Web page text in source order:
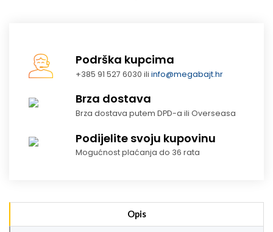
Podrška kupcima
+385 91 527 6030 iliinfo@megabajt.hr
Brza dostava
Brza dostava putem DPD-a ili Overseasa
Podijelite svoju kupovinu
Mogućnost plaćanja do 36 rata
Opis